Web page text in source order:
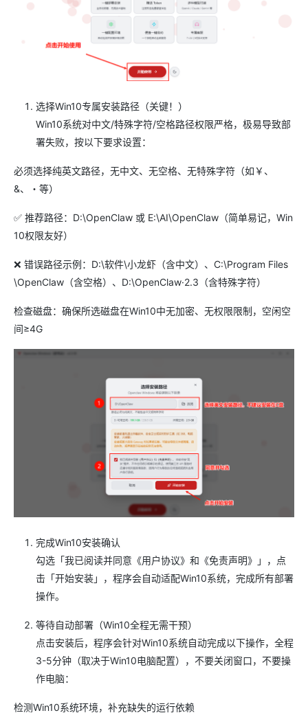
选择Win10专属安装路径（关键！）
Win10系统对中文/特殊字符/空格路径权限严格，极易导致部
署失败，按以下要求设置：
必须选择纯英文路径，无中文、无空格、无特殊字符（如￥、
&、・等）
✅ 推荐路径：D:\OpenClaw 或 E:\AI\OpenClaw（简单易记，Win
10权限友好）
❌ 错误路径示例：D:\软件\小龙虾（含中文）、C:\Program Files
\OpenClaw（含空格）、D:\OpenClaw·2.3（含特殊字符）
检查磁盘：确保所选磁盘在Win10中无加密、无权限限制，空闲空
间≥4G
完成Win10安装确认
勾选「我已阅读并同意《用户协议》和《免责声明》」，点
击「开始安装」，程序会自动适配Win10系统，完成所有部署
操作。
等待自动部署（Win10全程无需干预）
点击安装后，程序会针对Win10系统自动完成以下操作，全程
3-5分钟（取决于Win10电脑配置），不要关闭窗口，不要操
作电脑：
检测Win10系统环境，补充缺失的运行依赖